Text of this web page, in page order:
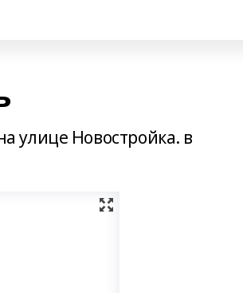
улице Новостройка. в